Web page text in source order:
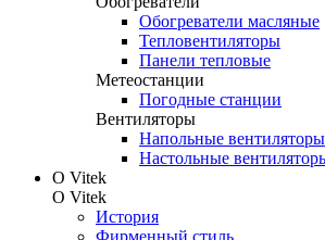
Обогреватели масляные
Тепловентиляторы
Панели тепловые
Метеостанции
Погодные станции
Вентиляторы
Напольные вентиляторы
Настольные
О Vitek
О Vitek
История
Фирменный стиль